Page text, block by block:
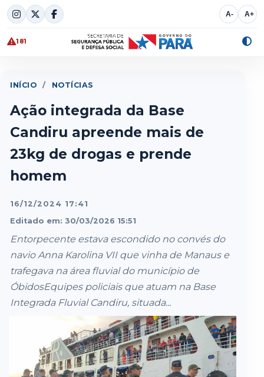
Skip
to
content
A- A+
181
INÍCIO / NOTÍCIAS
Ação integrada da Base
Candiru apreende mais de
23kg de drogas e prende
homem
16/12/2024 17:41
Editado em: 30/03/2026 15:51
Entorpecente estava escondido no convés do
navio Anna Karolina VII que vinha de Manaus e
trafegava na área fluvial do município de
ÓbidosEquipes policiais que atuam na Base
Integrada Fluvial Candiru, situada...